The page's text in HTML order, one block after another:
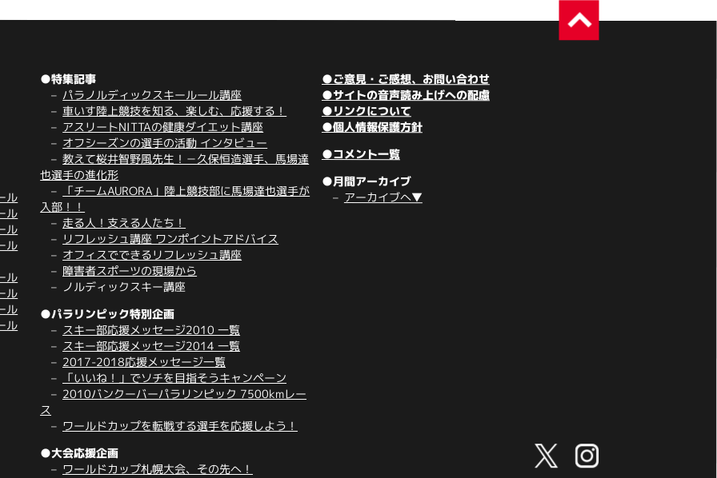
ル
ル
ル
ル
ル
ル
ル
ル
●特集記事
パラノルディックスキールール講座
車いす陸上競技を知る、楽しむ、応援する！
アスリートNITTAの健康ダイエット講座
オフシーズンの選手の活動 インタビュー
教えて桜井智野風先生！－久保恒造選手、馬場達
也選手の進化形
「チームAURORA」陸上競技部に馬場達也選手が
入部！！
走る人！支える人たち！
リフレッシュ講座 ワンポイントアドバイス
オフィスでできるリフレッシュ講座
障害者スポーツの現場から
ノルディックスキー講座
●パラリンピック特別企画
スキー部応援メッセージ2010 一覧
スキー部応援メッセージ2014 一覧
2017-2018応援メッセージ一覧
「いいね！」でソチを目指そうキャンペーン
2010バンクーバーパラリンピック 7500kmレー
ス
ワールドカップを転戦する選手を応援しよう！
●大会応援企画
ワールドカップ札幌大会、その先へ！
●ご意見・ご感想、お問い合わせ
●サイトの音声読み上げへの配慮
●リンクについて
●個人情報保護方針
●コメント一覧
●月間アーカイブ
アーカイブへ▼